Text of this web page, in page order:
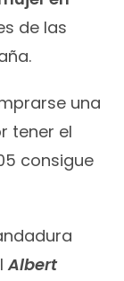
de las
una
tener el
consigue
Albert